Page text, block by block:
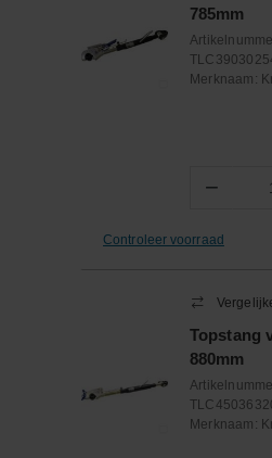
785mm
Merknaam:
− Aantal
Controleer voorraad
Topstang
880mm
Merknaam: